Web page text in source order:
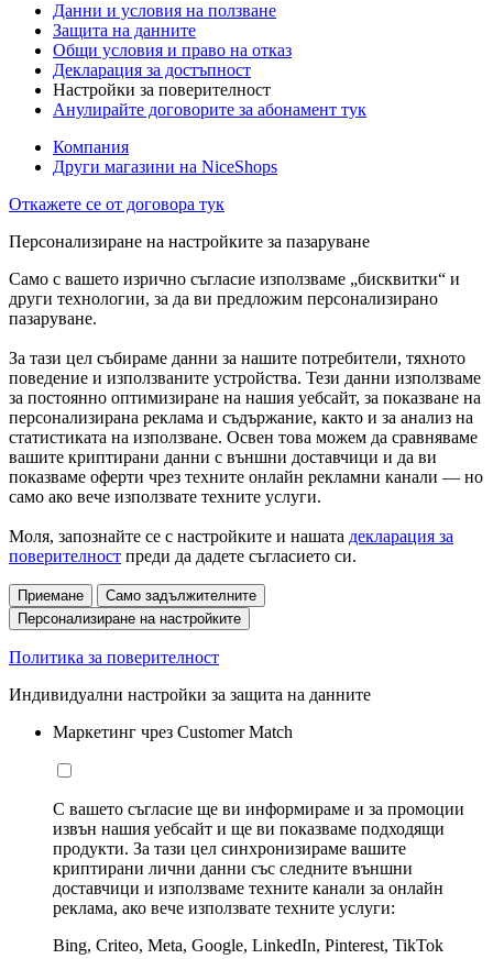
Данни и условия на ползване
Защита на данните
Общи условия и право на отказ
Декларация за достъпност
Настройки за поверителност
Анулирайте договорите за абонамент тук
Компания
Други магазини на NiceShops
Откажете се от договора тук
Персонализиране на настройките за пазаруване
Само с вашето изрично съгласие използваме „бисквитки“ и
други технологии, за да ви предложим персонализирано
пазаруване.
За тази цел събираме данни за нашите потребители, тяхното
поведение и използваните устройства. Тези данни използваме
за постоянно оптимизиране на нашия уебсайт, за показване на
персонализирана реклама и съдържание, както и за анализ на
статистиката на използване. Освен това можем да сравняваме
вашите криптирани данни с външни доставчици и да ви
показваме оферти чрез техните онлайн рекламни канали — но
само ако вече използвате техните услуги.
Моля, запознайте се с настройките и нашата декларация за
поверителност преди да дадете съгласието си.
Приемане
Само задължителните
Персонализиране на настройките
Политика за поверителност
Индивидуални настройки за защита на данните
Маркетинг чрез Customer Match
С вашето съгласие ще ви информираме и за промоции
извън нашия уебсайт и ще ви показваме подходящи
продукти. За тази цел синхронизираме вашите
криптирани лични данни със следните външни
доставчици и използваме техните канали за онлайн
реклама, ако вече използвате техните услуги:
Bing, Criteo, Meta, Google, LinkedIn, Pinterest, TikTok